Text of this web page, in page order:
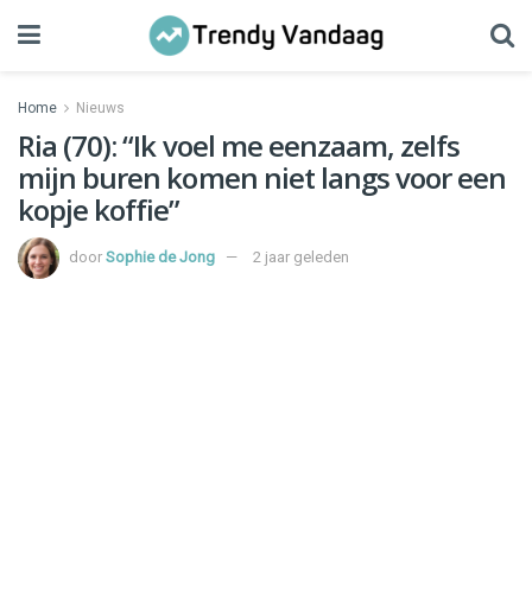
Home Nieuws
Ria (70): “Ik voel me eenzaam, zelfs
mijn buren komen niet langs voor een
kopje koffie”
door Sophie de Jong 2 jaar geleden